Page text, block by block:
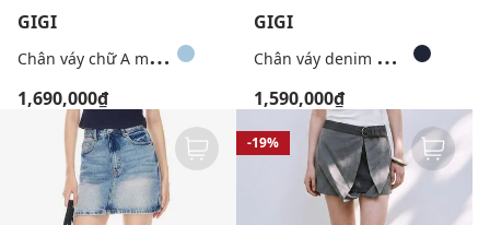
GIGI
C
hân váy chữ A mini xếp tầng thêu ren
1,690,000₫
GIGI
C
hân váy denim mini chữ A
1,590,000₫
-19%